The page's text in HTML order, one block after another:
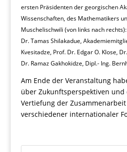
ersten Präsidenten der georgischen
Wissenschaften, des Mathematikers
Muschelischwili (von links nach
Dr. Tamas Shilakadue,
Kvesitadze, Prof. Dr. Edgar O. Klose,
Dr. Ramaz Gakhokidze, Dipl.- Ing.
Am Ende der Veranstaltung
über Zukunftsperspektiven und
Vertiefung der
verschiedener internationaler